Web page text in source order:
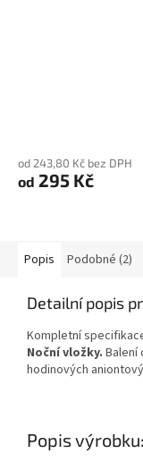
od 243,80 Kč bez DPH
od 295 Kč
Popis Podobné (2)
Detailní popis
Kompletní
Noční vložky. Balení
hodinových
Popis výrobku: